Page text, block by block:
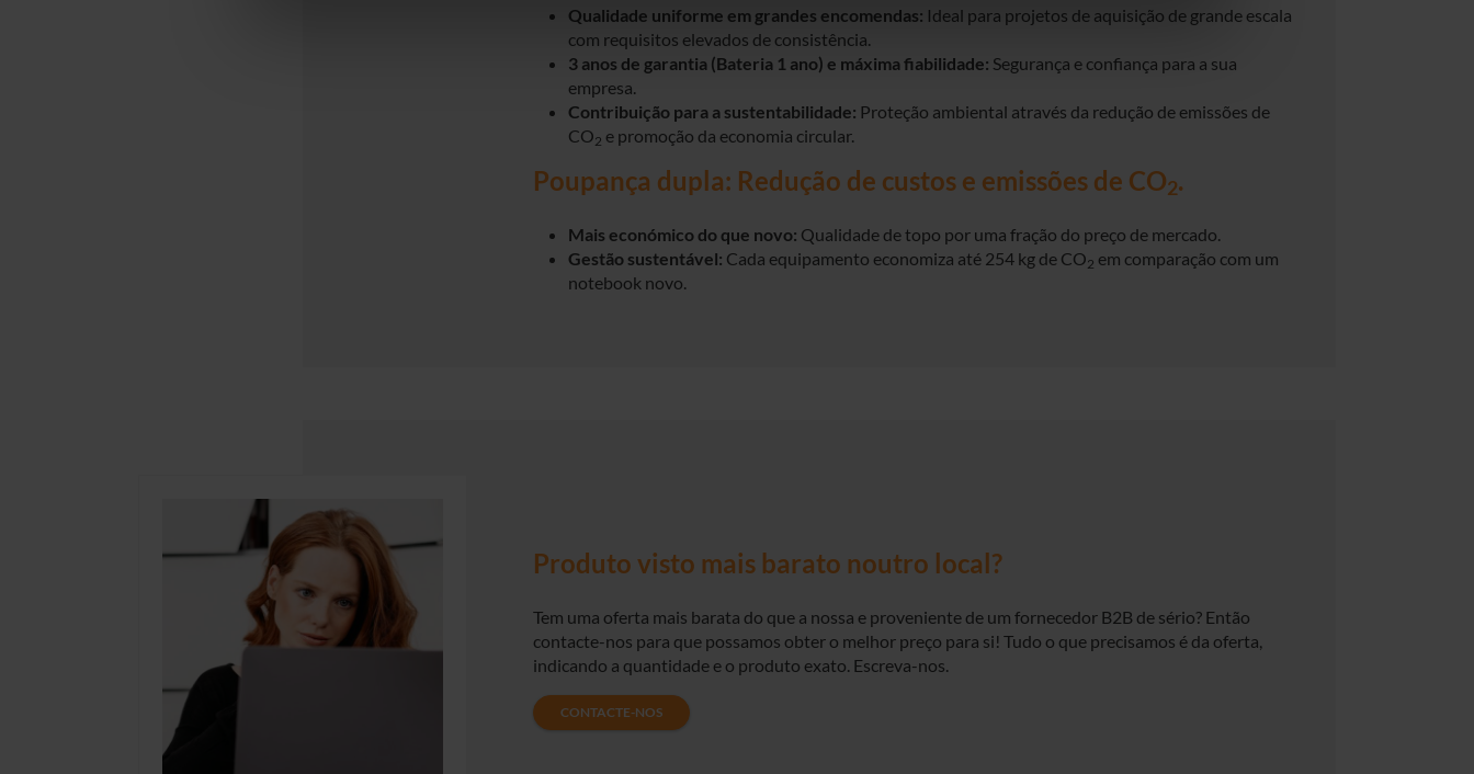
Qualidade uniforme em grandes encomendas: Ideal para projetos de aquisição de grande escala
com requisitos elevados de consistência.
3 anos de garantia (Bateria 1 ano) e máxima fiabilidade: Segurança e confiança para a sua
empresa.
Contribuição para a sustentabilidade: Proteção ambiental através da redução de emissões de
CO2 e promoção da economia circular.
Poupança dupla: Redução de custos e emissões de CO2.
Mais económico do que novo: Qualidade de topo por uma fração do preço de mercado.
Gestão sustentável: Cada equipamento economiza até 254 kg de CO2 em comparação com um
notebook novo.
Produto visto mais barato noutro local?
Tem uma oferta mais barata do que a nossa e proveniente de um fornecedor B2B de sério? Então
contacte-nos para que possamos obter o melhor preço para si! Tudo o que precisamos é da oferta,
indicando a quantidade e o produto exato. Escreva-nos.
CONTACTE-NOS